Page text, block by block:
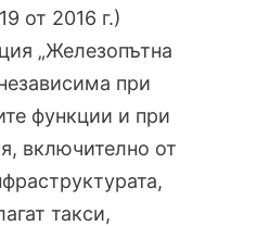
от 2016 г.)
„Железопътна
при
функции и при
включително от
такси,